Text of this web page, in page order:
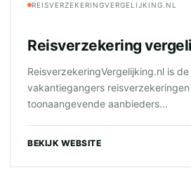
REISVERZEKERINGVERGELIJKING.NL
Reisverzekering
ReisverzekeringVergelijking.nl is
vakantiegangers
toonaangevende aanbieders...
BEKIJK WEBSITE